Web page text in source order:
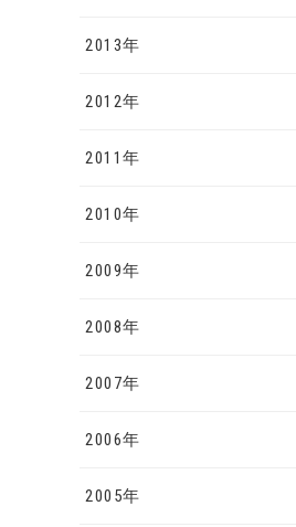
2013年
2012年
2011年
2010年
2009年
2008年
2007年
2006年
2005年